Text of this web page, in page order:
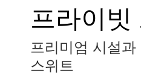
프라이빗
프리미엄 시설
스위트